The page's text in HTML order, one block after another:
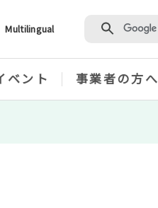
Multilingual
ベント 事業者の方へ